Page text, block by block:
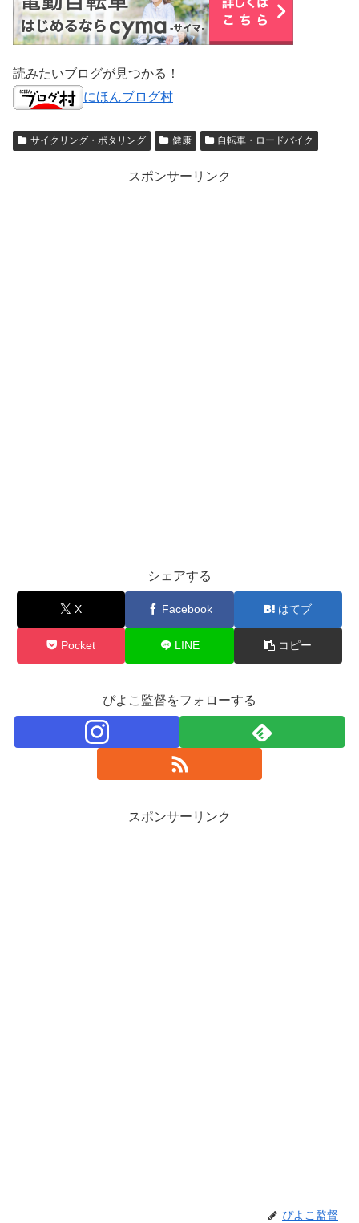
読みたいブログが見つかる！
にほんブログ村
サイクリング・ポタリング 健康 自転車・ロードバイク
スポンサーリンク
シェアする
X Facebook はてブ
Pocket LINE コピー
ぴよこ監督をフォローする
スポンサーリンク
ぴよこ監督